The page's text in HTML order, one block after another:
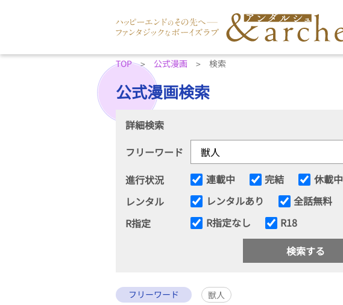
TOP 公式漫画 検索
公式漫画検索
詳細検索
フリーワード
進行状況
連載中 完結
休載中
レンタル
レンタルあり
全話無料
R指定
R指定なし R18
フリーワード
獣人